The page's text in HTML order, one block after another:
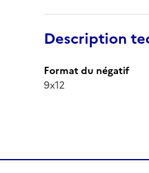
Description
Format du négatif
9x12